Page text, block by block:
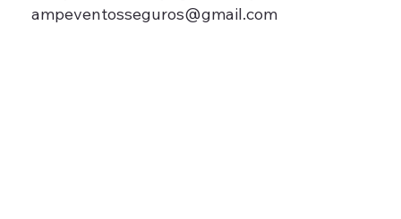
ampeventosseguros@gmail.com